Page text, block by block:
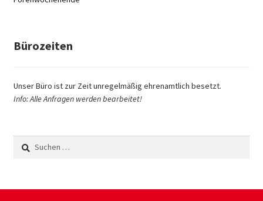
Bürozeiten
Unser Büro ist zur Zeit unregelmäßig ehrenamtlich besetzt.
Info: Alle Anfragen werden bearbeitet!
Suchen
nach: